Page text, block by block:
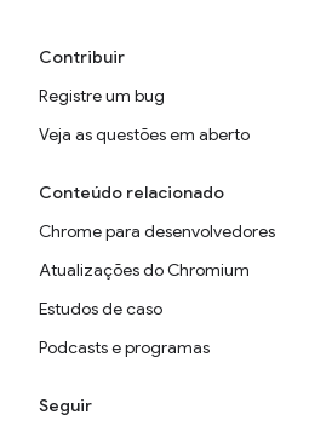
Contribuir
Registre um bug
Veja as questões em aberto
Conteúdo relacionado
Chrome para desenvolvedores
Atualizações do Chromium
Estudos de caso
Podcasts e programas
Seguir